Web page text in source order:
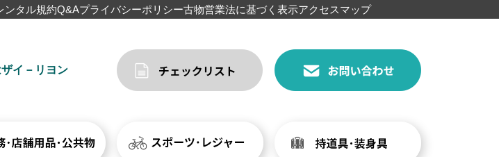
ンタル規約Q&Aプライバシーポリシー古物営業法に基づく表示アクセスマップ
イ－リヨン